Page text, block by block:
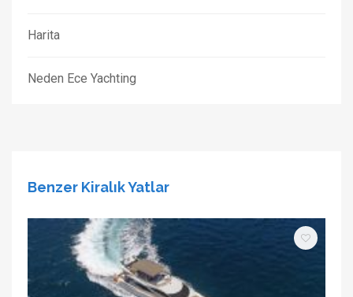
Harita
Neden Ece Yachting
Benzer Kiralık Yatlar